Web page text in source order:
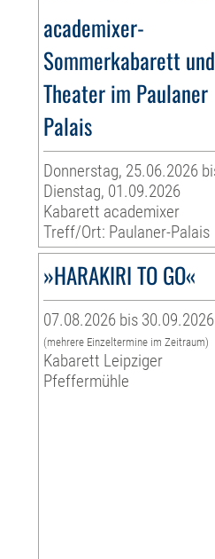
academixer-
Sommerkabarett und
Theater im Paulaner
Palais
Donnerstag, 25.06.2026
Dienstag, 01.09.2026
Kabarett academixer
Treff/Ort: Paulaner-Palais
»HARAKIRI TO GO«
07.08.2026 bis 30.09.2026
(mehrere Einzeltermine im Zeitraum)
Kabarett Leipziger
Pfeffermühle